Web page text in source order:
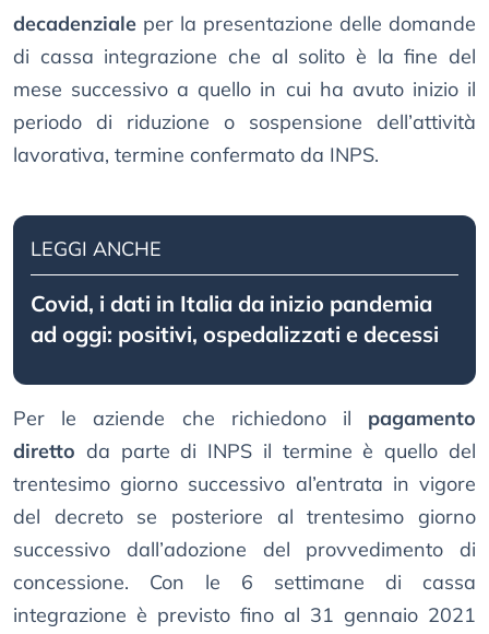
decadenziale per la presentazione delle domande
di cassa integrazione che al solito è la fine del
mese successivo a quello in cui ha avuto inizio il
periodo di riduzione o sospensione dell’attività
lavorativa, termine confermato da INPS.
LEGGI ANCHE
Covid, i dati in Italia da inizio pandemia
ad oggi: positivi, ospedalizzati e decessi
Per le aziende che richiedono il pagamento
diretto da parte di INPS il termine è quello del
trentesimo giorno successivo al’entrata in vigore
del decreto se posteriore al trentesimo giorno
successivo dall’adozione del provvedimento di
concessione. Con le 6 settimane di cassa
integrazione è previsto fino al 31 gennaio 2021